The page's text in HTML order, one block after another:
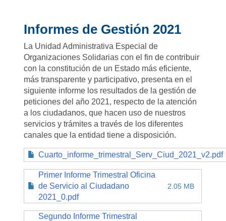
Informes de Gestión 2021
La Unidad Administrativa Especial de
Organizaciones Solidarias con el fin de contribuir
con la constitución de un Estado más eficiente,
más transparente y participativo, presenta en el
siguiente informe los resultados de la gestión de
peticiones del año 2021, respecto de la atención
a los ciudadanos, que hacen uso de nuestros
servicios y trámites a través de los diferentes
canales que la entidad tiene a disposición.
Cuarto_informe_trimestral_Serv_Ciud_2021_v2.pdf
Primer Informe Trimestral Oficina
de Servicio al Ciudadano
2021_0.pdf
2.05 MB
Segundo Informe Trimestral